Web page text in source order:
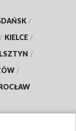
/
/ KIELCE /
/
/